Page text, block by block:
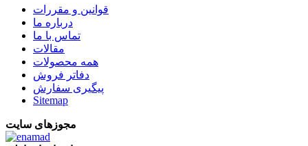
قوانین و مقررات
درباره ما
تماس با ما
مقالات
همه محصولات
دفاتر فروش
پیگیری سفارش
Sitemap
مجوزهای سایت